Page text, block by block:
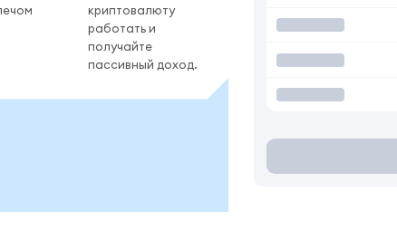
криптовалюту
работать и
получайте
пассивный доход.